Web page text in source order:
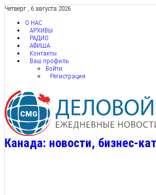
Четверг , 6 августа 2026
О НАС
АРХИВЫ
РАДИО
АФИША
Контакты
Ваш профиль
Войти
Регистрация
Канада: новости, бизнес-